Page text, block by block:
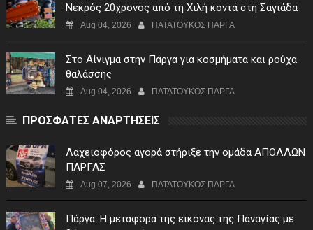
Νεκρός 20χρονος από τη Χιλή κοντά στη Σαγιάδα
Aug 04, 2026 ΠΑΤΑΤΟΥΚΟΣ ΠΑΡΓΑ
Στο Αίνιγμα στην Πάργα για κοσμήματα και ρούχα
θαλάσσης
Aug 04, 2026 ΠΑΤΑΤΟΥΚΟΣ ΠΑΡΓΑ
ΠΡΟΣΦΑΤΕΣ ΑΝΑΡΤΗΣΕΙΣ
Λαχειοφόρος αγορά στήριξε την ομάδα ΑΠΟΛΛΩΝ
ΠΑΡΓΑΣ
Aug 07, 2026 ΠΑΤΑΤΟΥΚΟΣ ΠΑΡΓΑ
Πάργα: Η μεταφορά της εικόνας της Παναγίας με